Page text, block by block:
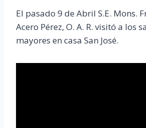
El pasado 9 de Abril S.E. Mons.
Acero Pérez, O. A. R. visitó a los
mayores en casa San José.